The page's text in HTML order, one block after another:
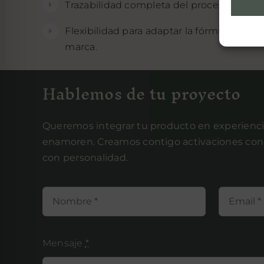
Trazabilidad completa del proceso con
Flexibilidad para adaptar la fórmula
marca.
Hablemos de tu proyecto
Queremos integrar tu producto en
enamoren. Creamos contigo activaciones
con personalidad.
Mensaje *